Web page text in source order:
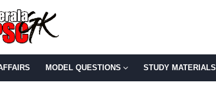
MODEL QUESTIONS STUDY MATERIALS